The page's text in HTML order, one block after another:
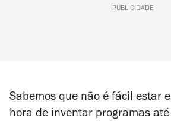
PUBLICIDADE
Sabemos que não é fácil estar
hora de inventar programas